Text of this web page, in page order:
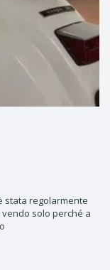
stata regolarmente
solo perché a